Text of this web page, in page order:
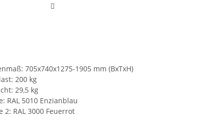
705x740x1275-1905 mm (BxTxH)
200 kg
29,5 kg
RAL 5010 Enzianblau
2: RAL 3000 Feuerrot